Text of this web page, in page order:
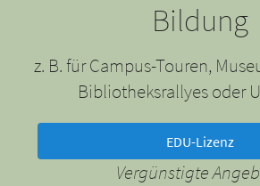
Bildung
z. B. für Campus-Touren,
Bibliotheksrallyes oder
EDU-Lizenz
Vergünstigte